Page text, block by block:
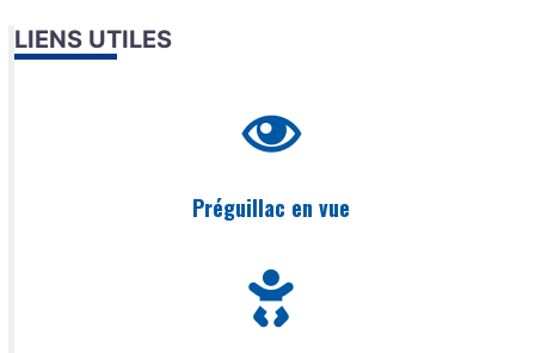
LIENS UTILES
Préguillac en vue